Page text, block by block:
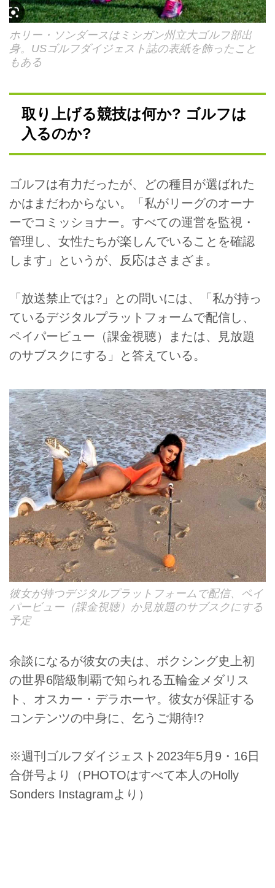
ホリー・ソンダースはミシガン州立大ゴルフ部出
身。USゴルフダイジェスト誌の表紙を飾ったこと
もある
取り上げる競技は何か? ゴルフは
入るのか?
ゴルフは有力だったが、どの種目が選ばれた
かはまだわからない。「私がリーグのオーナ
ーでコミッショナー。すべての運営を監視・
管理し、女性たちが楽しんでいることを確認
します」というが、反応はさまざま。
「放送禁止では?」との問いには、「私が持っ
ているデジタルプラットフォームで配信し、
ペイパービュー（課金視聴）または、見放題
のサブスクにする」と答えている。
彼女が持つデジタルプラットフォームで配信、ペイ
パービュー（課金視聴）か見放題のサブスクにする
予定
余談になるが彼女の夫は、ボクシング史上初
の世界6階級制覇で知られる五輪金メダリス
ト、オスカー・デラホーヤ。彼女が保証する
コンテンツの中身に、乞うご期待!?
※週刊ゴルフダイジェスト2023年5月9・16日
合併号より（PHOTOはすべて本人のHolly
Sonders Instagramより）